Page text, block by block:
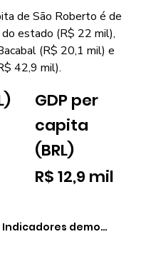
Indicadores
de São Roberto é de
estado (R$ 22 mil),
(R$ 20,1 mil) e
42,9 mil).
GDP per
capita
(BRL)
R$ 12,9 mil